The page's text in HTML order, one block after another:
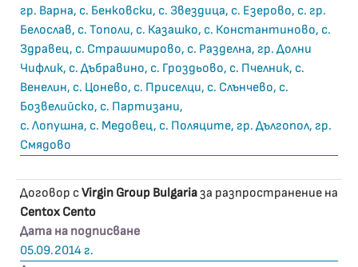
гр. Варна, с. Бенковски, с. Звездица, с. Езерово, с. гр.
Белослав, с. Тополи, с. Казашко, с. Константиново, с.
Здравец, с. Страшимирово, с. Разделна, гр. Долни
Чифлик, с. Дъбравино, с. Гроздьово, с. Пчелник, с.
Венелин, с. Цонево, с. Приселци, с. Слънчево, с.
Бозвелийско, с. Партизани,
с. Лопушна, с. Медовец, с. Поляците, гр. Дългопол, гр.
Смядово
Договор сVirgin Group Bulgariaза разпространение на
Centox Cento
Дата на подписване
05.09.2014 г.